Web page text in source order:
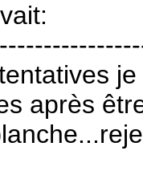
après